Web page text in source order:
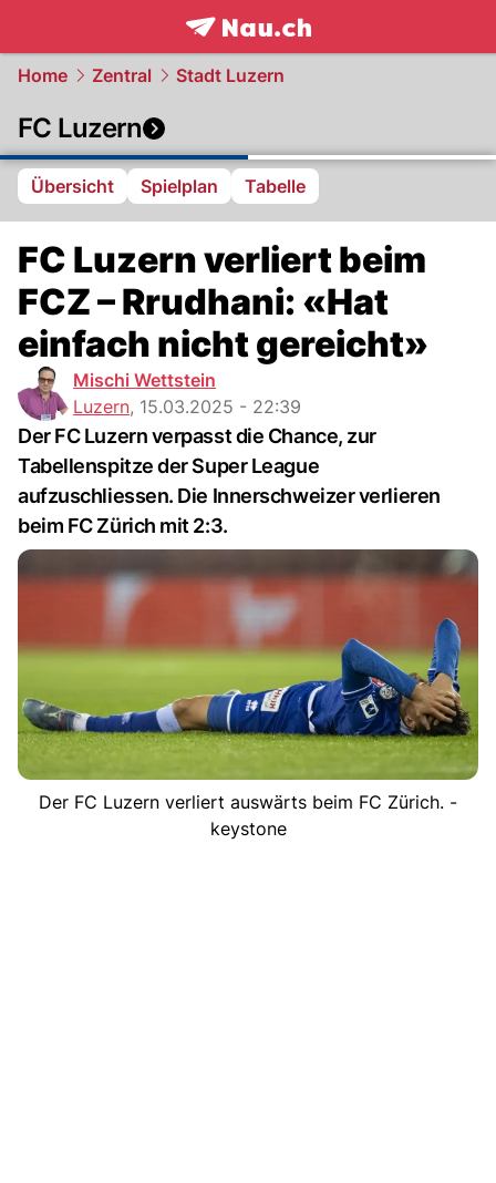
frontpage.NAU.ch
Home Zentral Stadt Luzern
FC Luzern
Übersicht Spielplan Tabelle
FC Luzern verliert beim
FCZ – Rrudhani: «Hat
einfach nicht gereicht»
Mischi Wettstein
Luzern, 15.03.2025 - 22:39
Der FC Luzern verpasst die Chance, zur
Tabellenspitze der Super League
aufzuschliessen. Die Innerschweizer verlieren
beim FC Zürich mit 2:3.
Der FC Luzern verliert auswärts beim FC Zürich. -
keystone